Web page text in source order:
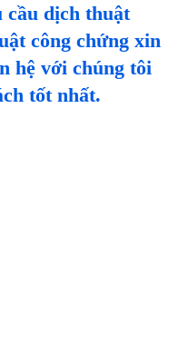
cầu dịch thuật
công chứng xin
hệ với chúng tôi
tốt nhất.